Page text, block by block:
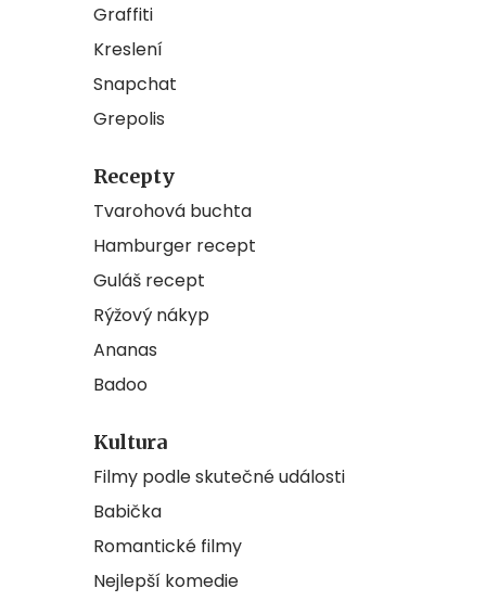
Graffiti
Kreslení
Snapchat
Grepolis
Recepty
Tvarohová buchta
Hamburger recept
Guláš recept
Rýžový nákyp
Ananas
Badoo
Kultura
Filmy podle skutečné události
Babička
Romantické filmy
Nejlepší komedie